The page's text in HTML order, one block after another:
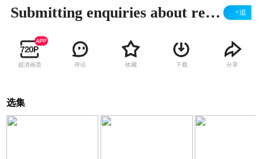
Submitting enquiries about results +追
超清画质 评论 收藏 下载 分享
选集